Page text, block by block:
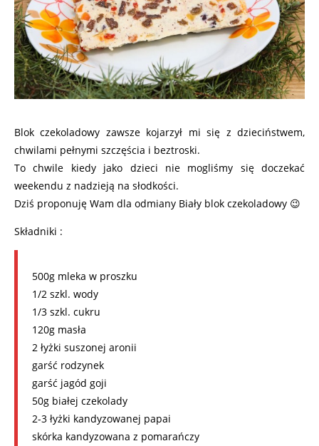
Blok czekoladowy zawsze kojarzył mi się z dzieciństwem,
chwilami pełnymi szczęścia i beztroski.
To chwile kiedy jako dzieci nie mogliśmy się doczekać
weekendu z nadzieją na słodkości.
Dziś proponuję Wam dla odmiany Biały blok czekoladowy 😉
Składniki :
500g mleka w proszku
1/2 szkl. wody
1/3 szkl. cukru
120g masła
2 łyżki suszonej aronii
garść rodzynek
garść jagód goji
50g białej czekolady
2-3 łyżki kandyzowanej papai
skórka kandyzowana z pomarańczy